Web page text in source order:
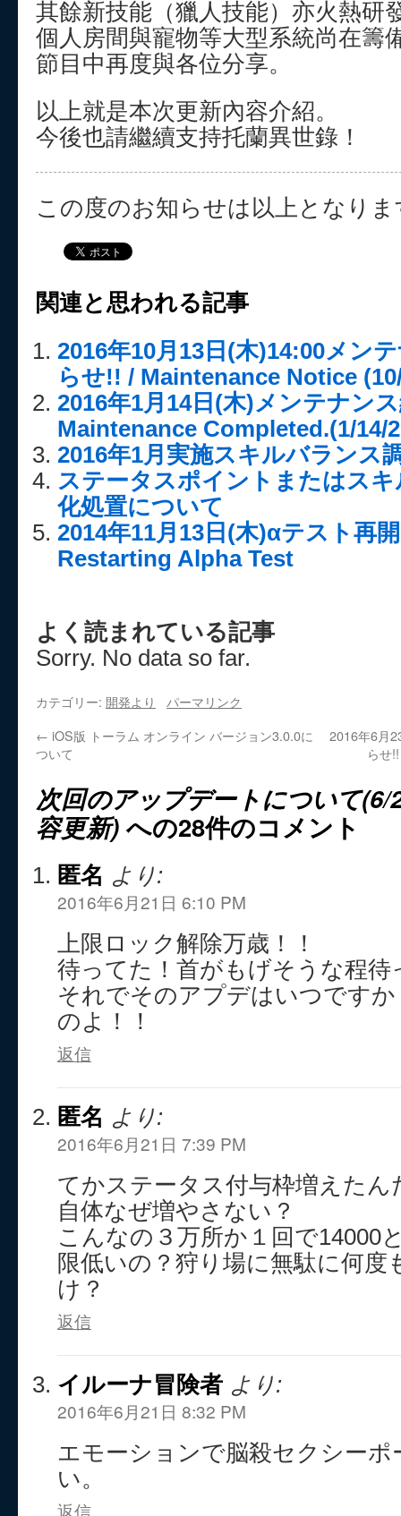
其餘新技能（獵人技能）亦火熱研
個人房間與寵物等大型系統尚在籌
節目中再度與各位分享。
以上就是本次更新內容介紹。
今後也請繼續支持托蘭異世錄！
この度のお知らせは以上となりま
関連と思われる記事
2016年10月13日(木)14:00メン
らせ!! / Maintenance Notice
2016年1月14日(木)メンテナン
Maintenance Completed.(1/14/
2016年1月実施スキルバランス
ステータスポイントまたはス
化処置について
2014年11月13日(木)αテスト再
Restarting Alpha Test
よく読まれている記事
Sorry. No data so far.
カテゴリー: 開発より
パーマリンク
← iOS版 トーラム オンライン バージョン3.0.0に
ついて
2016年6月
らせ
次回のアップデートについて(6/
容更新)への28件のコメント
匿名 より:
2016年6月21日 6:10 PM
上限ロック解除万歳！！
待ってた！首がもげそうな程待
それでそのアプデはいつです
のよ！！
返信
匿名 より:
2016年6月21日 7:39 PM
てかステータス付与枠増えたん
自体なぜ増やさない？
こんなの３万所か１回で14000
限低いの？狩り場に無駄に何度
け？
返信
イルーナ冒険者 より:
2016年6月21日 8:32 PM
エモーションで脳殺セクシー
い。
返信